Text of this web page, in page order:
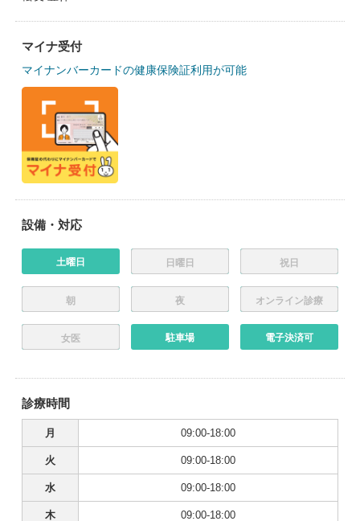
マイナ受付
マイナンバーカードの健康保険証利用が可能
設備・対応
土曜日 日曜日 祝日
朝 夜 オンライン診療
女医 駐車場 電子決済可
診療時間
月 09:00-18:00
火 09:00-18:00
水 09:00-18:00
木 09:00-18:00